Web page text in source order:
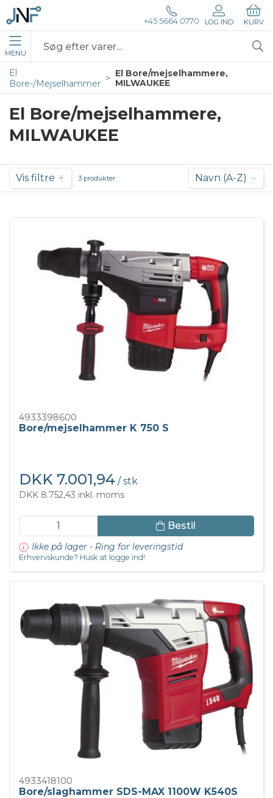
+45 5664 0770 LOG IND KURV
MENU
El
Bore-/Mejselhammer
El Bore/mejselhammere,
MILWAUKEE
El Bore/mejselhammere,
MILWAUKEE
Vis filtre 3 produkter Navn (A-Z)
4933398600
Bore/mejselhammer K 750 S
DKK 7.001,94 / stk
DKK 8.752,43 inkl. moms
Bestil
Ikke på lager - Ring for leveringstid
Erhvervskunde? Husk at logge ind!
4933418100
Bore/slaghammer SDS-MAX 1100W K540S